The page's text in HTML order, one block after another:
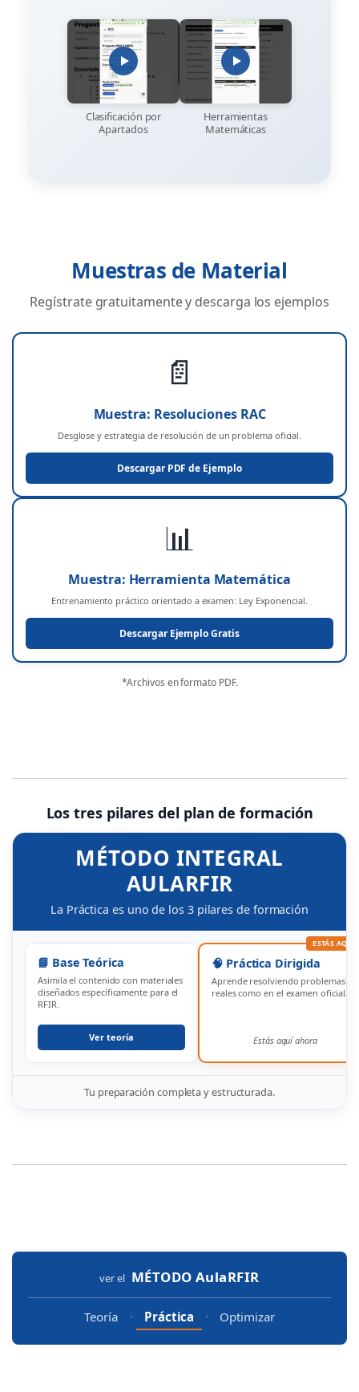
Clasificación por
Apartados
Herramientas
Matemáticas
Muestras de Material
Regístrate gratuitamente y descarga los ejemplos
📄
Muestra: Resoluciones RAC
Desglose y estrategia de resolución de un problema oficial.
Descargar PDF de Ejemplo
📊
Muestra: Herramienta Matemática
Entrenamiento práctico orientado a examen: Ley Exponencial.
Descargar Ejemplo Gratis
*Archivos en formato PDF.
Los tres pilares del plan de formación
MÉTODO INTEGRAL
AULARFIR
La Práctica es uno de los 3 pilares de formación
📘 Base Teórica
Asimila el contenido con materiales
diseñados específicamente para el
RFIR.
Ver teoría
ESTÁS AQUÍ
🧠 Práctica Dirigida
Aprende resolviendo problemas
reales como en el examen oficial.
Estás aquí ahora
Tu preparación completa y estructurada.
ver el MÉTODO AulaRFIR
Teoría · Práctica · Optimizar